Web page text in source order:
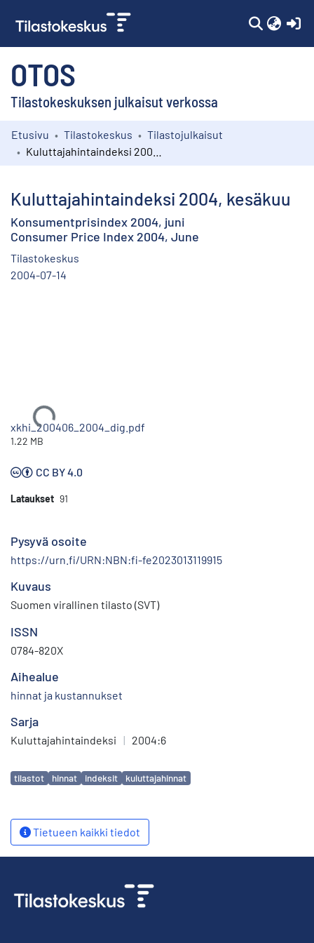
OTOS
Tilastokeskuksen julkaisut verkossa
Kokoelmat
Etusivu Tilastokeskus
Tilastojulkaisut
Kuluttajahintaindeksi 2004, kesäkuu
Konsumentprisindex 2004, juni
Consumer Price Index 2004, June
Tilastokeskus
2004-07-14
Ladataan...
xkhi_200406_2004_dig.pdf
1.22 MB
CC BY 4.0
Lataukset 91
Pysyvä osoite
https://urn.fi/URN:NBN:fi-fe2023013119915
Kuvaus
Suomen virallinen tilasto (SVT)
ISSN
0784-820X
Aihealue
hinnat ja kustannukset
Sarja
Kuluttajahintaindeksi | 2004:6
Avainsanat
tilastot hinnat indeksit kuluttajahinnat
Tietueen kaikki tiedot